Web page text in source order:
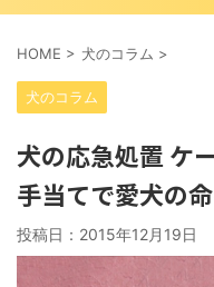
HOME > 犬のコラム >
犬のコラム
犬の応急処置 ケ
手当てで愛犬の
投稿日： 2015年12月19日